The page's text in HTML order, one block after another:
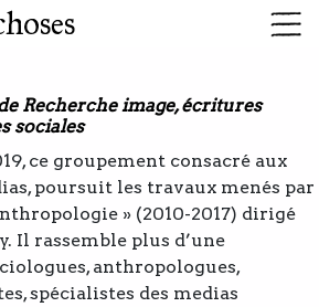
Recherche image, écritures
sociales
ce groupement consacré aux
poursuit les travaux menés par
» (2010-2017) dirigé
Il rassemble plus d’une
anthropologues,
spécialistes des medias